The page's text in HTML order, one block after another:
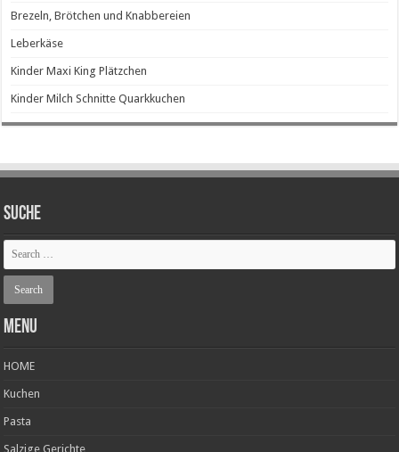
Brezeln, Brötchen und Knabbereien
Leberkäse
Kinder Maxi King Plätzchen
Kinder Milch Schnitte Quarkkuchen
SUCHE
Menu
HOME
Kuchen
Pasta
Salzige Gerichte